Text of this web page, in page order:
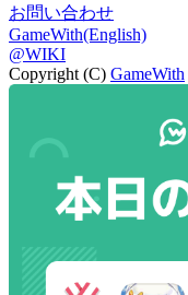
お問い合わせ
GameWith(English)
@WIKI
Copyright (C) GameWith